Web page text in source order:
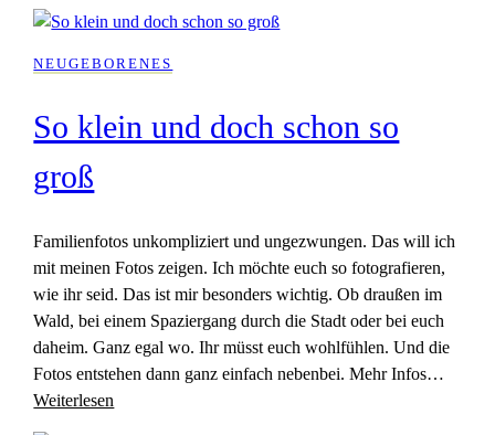
NEUGEBORENES
So klein und doch schon so
groß
Familienfotos unkompliziert und ungezwungen. Das will ich
mit meinen Fotos zeigen. Ich möchte euch so fotografieren,
wie ihr seid. Das ist mir besonders wichtig. Ob draußen im
Wald, bei einem Spaziergang durch die Stadt oder bei euch
daheim. Ganz egal wo. Ihr müsst euch wohlfühlen. Und die
Fotos entstehen dann ganz einfach nebenbei. Mehr Infos…
Weiterlesen